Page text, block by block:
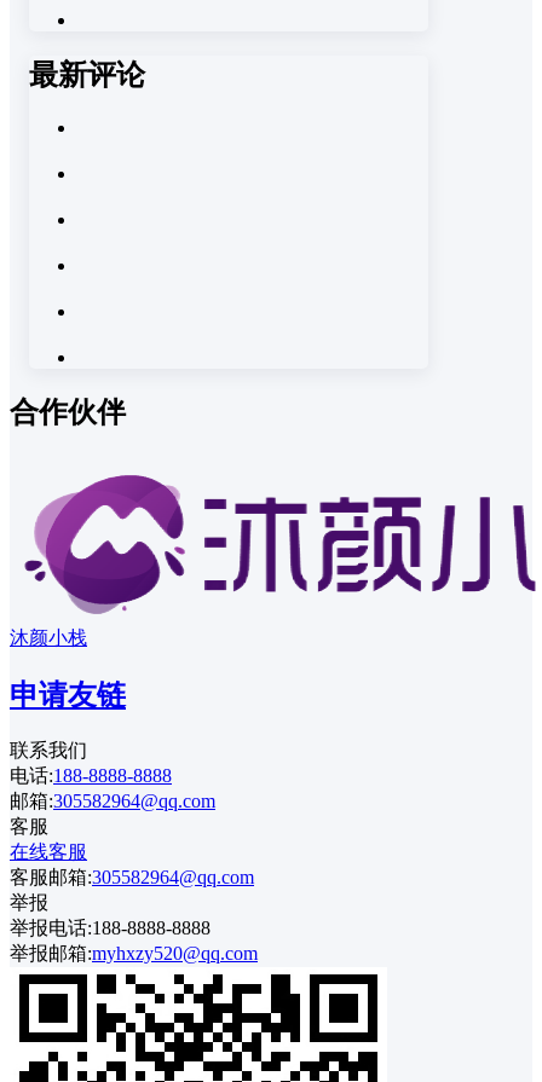
最新评论
合作伙伴
沐颜小栈
申请友链
联系我们
电话:188-8888-8888
邮箱:305582964@qq.com
客服
在线客服
客服邮箱:305582964@qq.com
举报
举报电话:188-8888-8888
举报邮箱:myhxzy520@qq.com